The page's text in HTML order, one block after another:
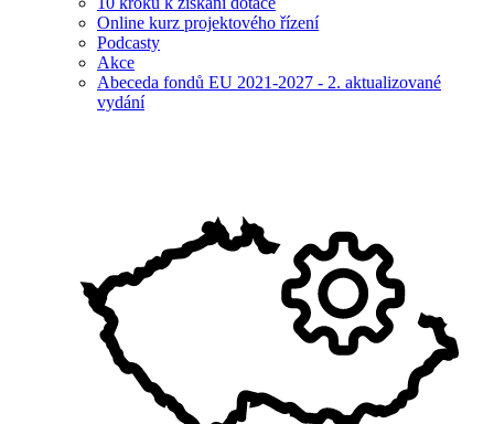
Online kurz projektového řízení
Podcasty
Akce
Abeceda fondů EU 2021-2027 - 2. aktualizované
vydání